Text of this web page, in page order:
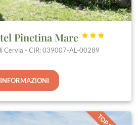
Pinetina Mare 


Cervia - CIR: 039007-AL-00289
INFORMAZIONI